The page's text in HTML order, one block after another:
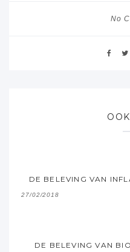
No
DE BELEVING VAN
27/02/2018
DE BELEVING VAN